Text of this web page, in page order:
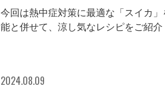
今回は熱中症対策に最適な「スイカ
能と併せて、涼し気なレシピをご紹介
2024.08.09